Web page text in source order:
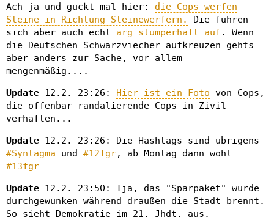
Ach ja und guckt mal hier: die Cops werfen
Steine in Richtung Steinewerfern.
Die führen
sich aber auch echt arg stümperhaft auf . Wenn
die Deutschen Schwarzviecher aufkreuzen gehts
aber anders zur Sache, vor allem
mengenmäßig....
Update 12.2. 23:26: Hier ist ein Foto von Cops,
die offenbar randalierende Cops in Zivil
verhaften...
Update 12.2. 23:26: Die Hashtags sind übrigens
#Syntagma und #12fgr, ab Montag dann wohl
#13fgr
Update 12.2. 23:50: Tja, das "Sparpaket" wurde
durchgewunken während draußen die Stadt brennt.
So sieht Demokratie im 21. Jhdt. aus.